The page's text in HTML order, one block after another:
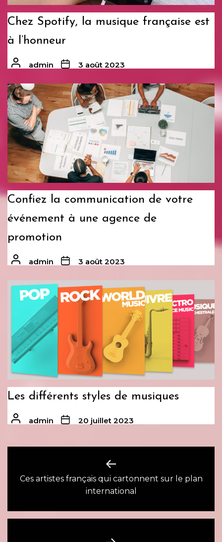
Chez Spotify, la musique française est
à l’honneur
admin 3 août 2023
Confiez la communication de votre
événement à une agence de
promotion
admin 3 août 2023
Les différents styles de musiques
admin 20 juillet 2023
Previous
post:
Ces artistes français qui cartonnent sur le plan
international